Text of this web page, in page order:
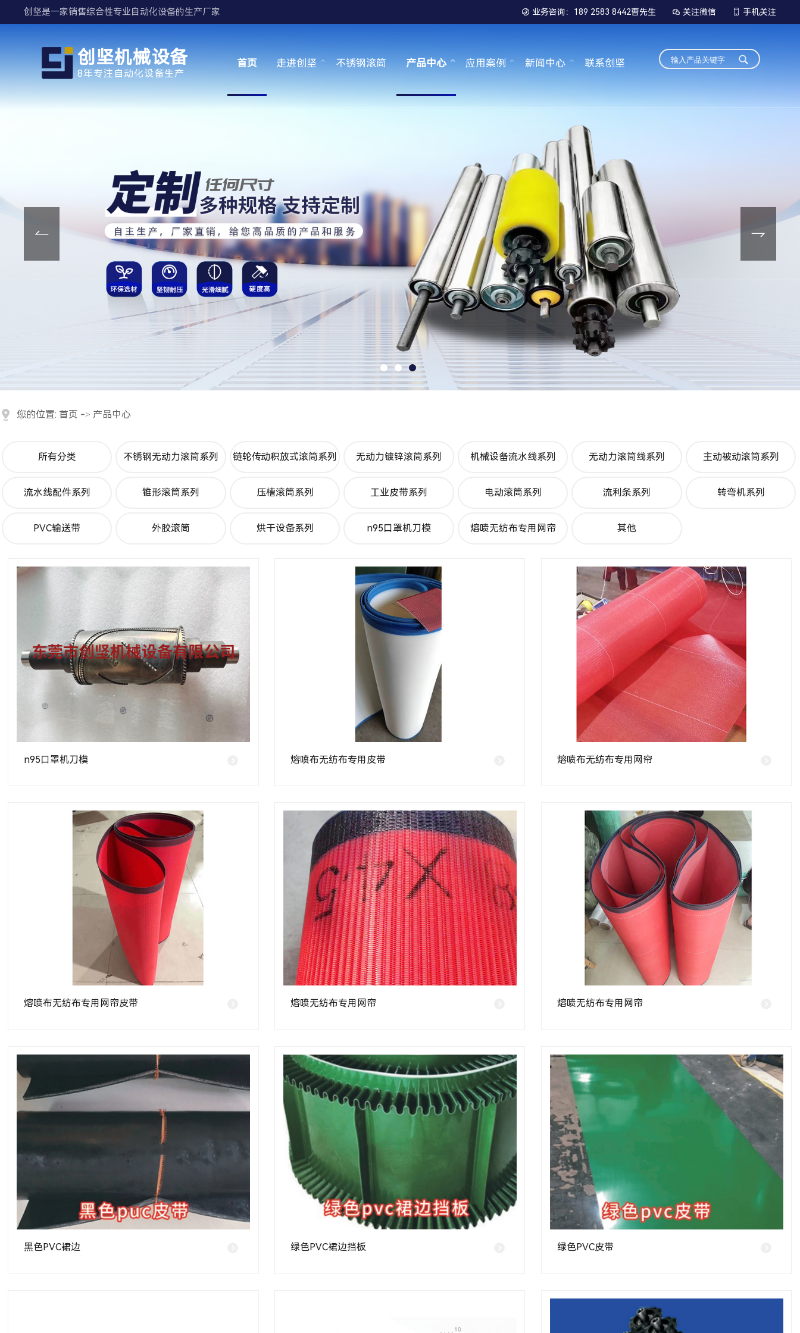
创坚是一家销售综合性专业自动化设备的生产厂家  业务咨询：189 2583 8442曹先生  关注微信  手机关注
创坚机械设备
8年专注自动化设备生产
首页 走进创坚 不锈钢滚筒 产品中心 应用案例 新闻中心 联系创坚
 
您的位置: 首页 -> 产品中心
所有分类 不锈钢无动力滚筒系列 链轮传动积放式滚筒系列 无动力镀锌滚筒系列 机械设备流水线系列 无动力滚筒线系列 主动被动滚筒系列
流水线配件系列 锥形滚筒系列 压槽滚筒系列 工业皮带系列 电动滚筒系列 流利条系列 转弯机系列
PVC输送带 外胶滚筒 烘干设备系列 n95口罩机刀模 熔喷无纺布专用网帘 其他
n95口罩机刀模 熔喷布无纺布专用皮带 熔喷布无纺布专用网帘
熔喷布无纺布专用网帘皮带 熔喷无纺布专用网帘 熔喷无纺布专用网帘
黑色PVC裙边 绿色PVC裙边挡板 绿色PVC皮带